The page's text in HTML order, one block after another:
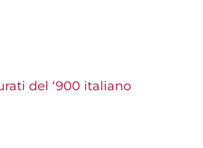
del ‘900 italiano